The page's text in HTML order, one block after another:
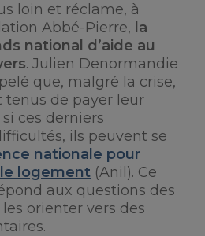
loin et réclame, à
Abbé-Pierre, la
national d’aide au
. Julien Denormandie
que, malgré la crise,
tenus de payer leur
ces derniers
ils peuvent se
nationale pour
le logement (Anil). Ce
aux questions des
orienter vers des